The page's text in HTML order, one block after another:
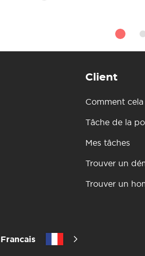
Client
Comment
Tâche de la
Mes tâches
Trouver un
Trouver un
Francais